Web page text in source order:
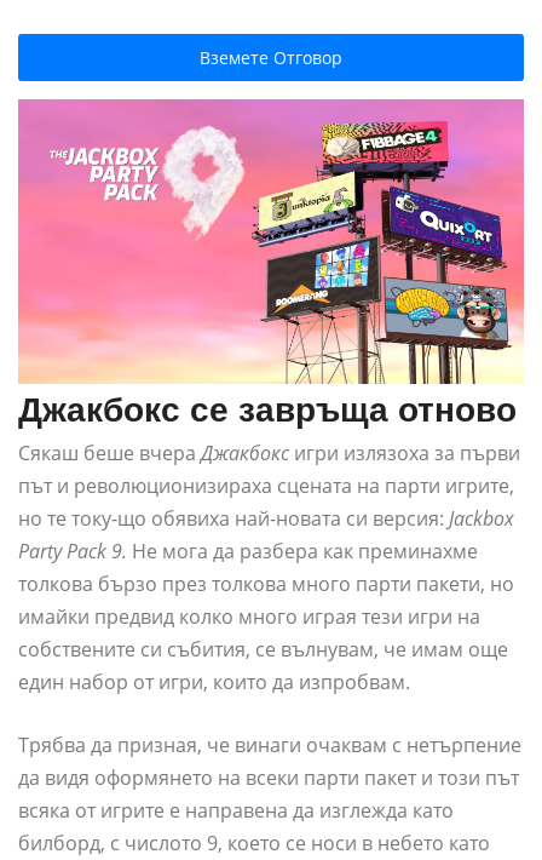
Вземете Отговор
Джакбокс се завръща отново
Сякаш беше вчераДжакбокс игри излязоха за първи
път и революционизираха сцената на парти игрите,
но те току-що обявиха най-новата си версия: Jackbox
Party Pack 9. Не мога да разбера как преминахме
толкова бързо през толкова много парти пакети, но
имайки предвид колко много играя тези игри на
собствените си събития, се вълнувам, че имам още
един набор от игри, които да изпробвам.
Трябва да призная, че винаги очаквам с нетърпение
да видя оформянето на всеки парти пакет и този път
всяка от игрите е направена да изглежда като
билборд, с числото 9, което се носи в небето като